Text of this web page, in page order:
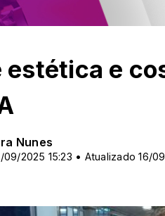
estética e
Nunes
2025 15:23 • Atualizado 16/